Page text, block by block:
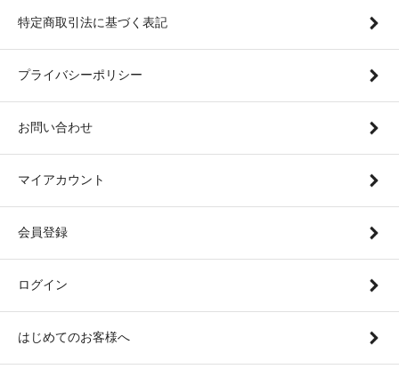
特定商取引法に基づく表記
プライバシーポリシー
お問い合わせ
マイアカウント
会員登録
ログイン
はじめてのお客様へ